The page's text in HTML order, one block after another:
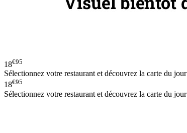
18€95
Sélectionnez votre restaurant et découvrez la carte du jour
18€95
Sélectionnez votre restaurant et découvrez la carte du jour